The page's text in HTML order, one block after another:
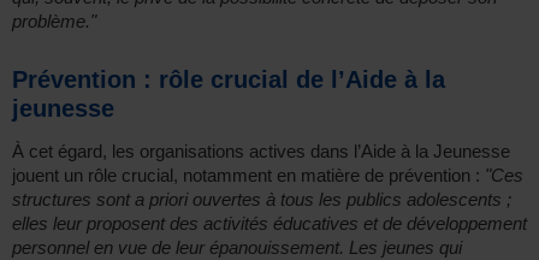
problème."
Prévention : rôle crucial de l’Aide à la
jeunesse
À cet égard, les organisations actives dans l’Aide à la Jeunesse
jouent un rôle crucial, notamment en matière de prévention : "Ces
structures sont a priori ouvertes à tous les publics adolescents ;
elles leur proposent des activités éducatives et de développement
personnel en vue de leur épanouissement. Les jeunes qui